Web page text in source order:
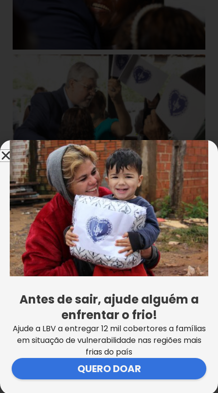
Antes de sair, ajude alguém a
enfrentar o frio!
Ajude a LBV a entregar 12 mil cobertores a famílias
em situação de vulnerabilidade nas regiões mais
frias do país
QUERO DOAR